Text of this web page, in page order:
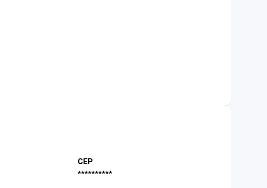
CEP
**********